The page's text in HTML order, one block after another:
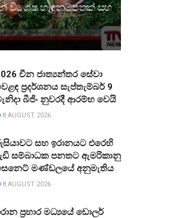
විශේෂ හැඳුනුම්පතක් සහ
චීන ජාත්‍යන්තර සේවා
ප්‍රදර්ශනය සැප්තැම්බර් 9
බීජිං නුවරදී ආරම්භ වෙයි
8 AUGUST 2026
සහ ඉරානයට එරෙහි
සම්බාධක පනතට ඇමරිකානු
මණ්ඩලයේ අනුමැතිය
8 AUGUST 2026
ප්‍රහාර මධ්‍යයේ ඩොලර්